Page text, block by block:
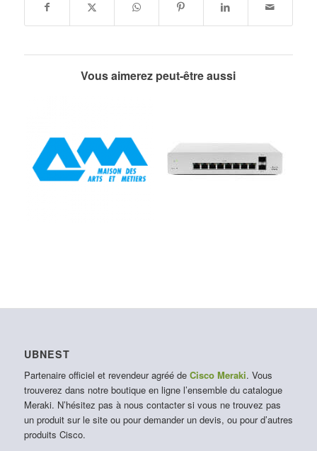
Vous aimerez peut-être aussi
UBNEST
Partenaire officiel et revendeur agréé de Cisco Meraki. Vous
trouverez dans notre boutique en ligne l’ensemble du catalogue
Meraki. N’hésitez pas à nous contacter si vous ne trouvez pas
un produit sur le site ou pour demander un devis, ou pour d’autres
produits Cisco.